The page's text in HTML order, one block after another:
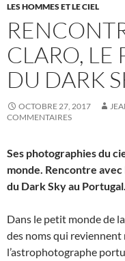
LES HOMMES ET LE CIEL
CLARO, LE
DU DARK
OCTOBRE 27, 2017
COMMENTAIRES
Ses photographies du
monde. Rencontre
du Dark Sky au Portugal.
Dans le petit monde de
des noms qui
l’astrophotographe